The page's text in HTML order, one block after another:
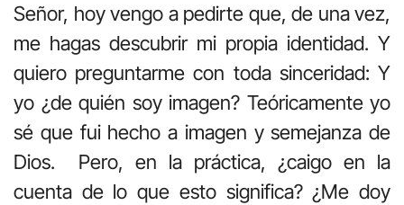
Señor, hoy vengo a pedirte que, de una vez,
me hagas descubrir mi propia identidad. Y
quiero preguntarme con toda sinceridad: Y
yo ¿de quién soy imagen? Teóricamente yo
sé que fui hecho a imagen y semejanza de
Dios. Pero, en la práctica, ¿caigo en la
cuenta de lo que esto significa? ¿Me doy